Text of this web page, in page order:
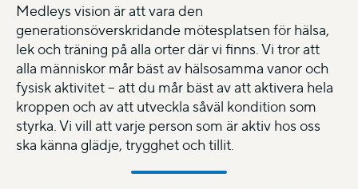
Medleys vision är att vara den
generationsöverskridande mötesplatsen för hälsa,
lek och träning på alla orter där vi finns. Vi tror att
alla människor mår bäst av hälsosamma vanor och
fysisk aktivitet – att du mår bäst av att aktivera hela
kroppen och av att utveckla såväl kondition som
styrka. Vi vill att varje person som är aktiv hos oss
ska känna glädje, trygghet och tillit.